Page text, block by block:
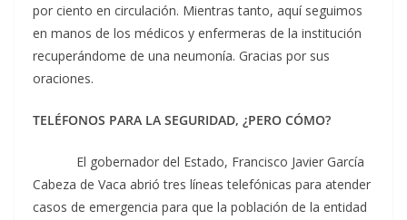
por ciento en circulación. Mientras tanto, aquí seguimos
en manos de los médicos y enfermeras de la institución
recuperándome de una neumonía. Gracias por sus
oraciones.
TELÉFONOS PARA LA SEGURIDAD, ¿PERO CÓMO?
El gobernador del Estado, Francisco Javier García
Cabeza de Vaca abrió tres líneas telefónicas para atender
casos de emergencia para que la población de la entidad